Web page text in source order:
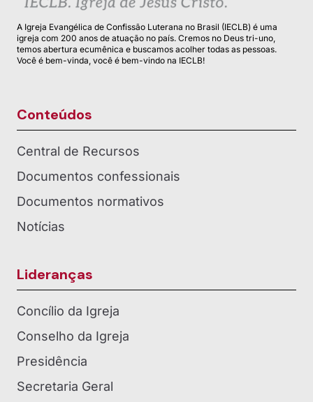
A Igreja Evangélica de Confissão Luterana no Brasil (IECLB) é uma
igreja com 200 anos de atuação no país. Cremos no Deus tri-uno,
temos abertura ecumênica e buscamos acolher todas as pessoas.
Você é bem-vinda, você é bem-vindo na IECLB!
Conteúdos
Central de Recursos
Documentos confessionais
Documentos normativos
Notícias
Lideranças
Concílio da Igreja
Conselho da Igreja
Presidência
Secretaria Geral